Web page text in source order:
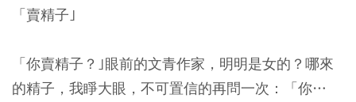
「賣精子｣
「你賣精子？｣眼前的文青作家，明明是女的？哪來
的精子，我睜大眼，不可置信的再問一次：「你…